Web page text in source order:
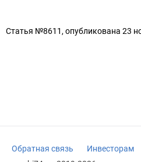
Статья №8611, опубликована 23
Обратная связь Инвесторам